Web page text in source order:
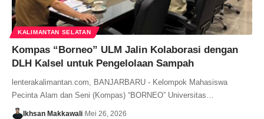
KALIMANTAN SELATAN
Kompas “Borneo” ULM Jalin Kolaborasi dengan
DLH Kalsel untuk Pengelolaan Sampah
lenterakalimantan.com, BANJARBARU - Kelompok Mahasiswa
Pecinta Alam dan Seni (Kompas) “BORNEO” Universitas…
Ikhsan Makkawali Mei 26, 2026